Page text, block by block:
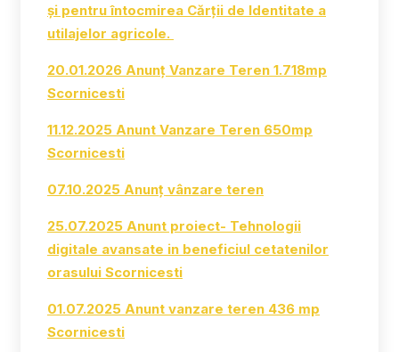
și pentru întocmirea Cărții de Identitate a
utilajelor agricole.
20.01.2026 Anunț Vanzare Teren 1.718mp
Scornicesti
11.12.2025 Anunt Vanzare Teren 650mp
Scornicesti
07.10.2025 Anunț vânzare teren
25.07.2025 Anunt proiect- Tehnologii
digitale avansate in beneficiul cetatenilor
orasului Scornicesti
01.07.2025 Anunt vanzare teren 436 mp
Scornicesti